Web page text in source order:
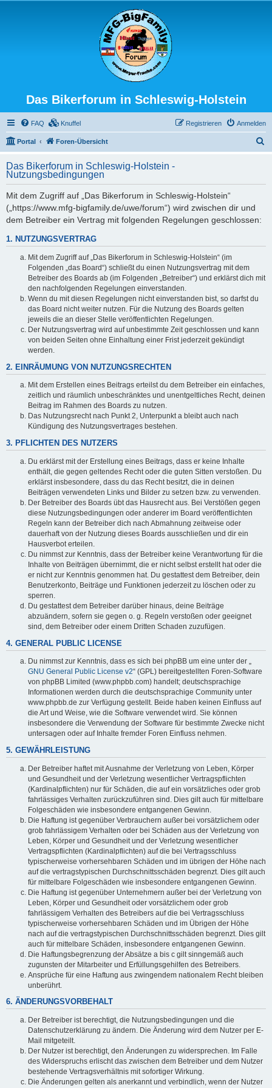
Das Bikerforum in Schleswig-Holstein
FAQ Knuffel Anmelden
Registrieren
Portal Foren-Übersicht
h
Das Bikerforum in Schleswig-Holstein -
Nutzungsbedingungen
Mit dem Zugriff auf „Das Bikerforum in Schleswig-Holstein“
(„https://www.mfg-bigfamily.de/uwe/forum“) wird zwischen dir und
dem Betreiber ein Vertrag mit folgenden Regelungen geschlossen:
1. NUTZUNGSVERTRAG
Mit dem Zugriff auf „Das Bikerforum in Schleswig-Holstein“ (im
Folgenden „das Board“) schließt du einen Nutzungsvertrag mit dem
Betreiber des Boards ab (im Folgenden „Betreiber“) und erklärst dich mit
den nachfolgenden Regelungen einverstanden.
Wenn du mit diesen Regelungen nicht einverstanden bist, so darfst du
das Board nicht weiter nutzen. Für die Nutzung des Boards gelten
jeweils die an dieser Stelle veröffentlichten Regelungen.
Der Nutzungsvertrag wird auf unbestimmte Zeit geschlossen und kann
von beiden Seiten ohne Einhaltung einer Frist jederzeit gekündigt
werden.
2. EINRÄUMUNG VON NUTZUNGSRECHTEN
Mit dem Erstellen eines Beitrags erteilst du dem Betreiber ein einfaches,
zeitlich und räumlich unbeschränktes und unentgeltliches Recht, deinen
Beitrag im Rahmen des Boards zu nutzen.
Das Nutzungsrecht nach Punkt 2, Unterpunkt a bleibt auch nach
Kündigung des Nutzungsvertrages bestehen.
3. PFLICHTEN DES NUTZERS
Du erklärst mit der Erstellung eines Beitrags, dass er keine Inhalte
enthält, die gegen geltendes Recht oder die guten Sitten verstoßen. Du
erklärst insbesondere, dass du das Recht besitzt, die in deinen
Beiträgen verwendeten Links und Bilder zu setzen bzw. zu verwenden.
Der Betreiber des Boards übt das Hausrecht aus. Bei Verstößen gegen
diese Nutzungsbedingungen oder anderer im Board veröffentlichten
Regeln kann der Betreiber dich nach Abmahnung zeitweise oder
dauerhaft von der Nutzung dieses Boards ausschließen und dir ein
Hausverbot erteilen.
Du nimmst zur Kenntnis, dass der Betreiber keine Verantwortung für die
Inhalte von Beiträgen übernimmt, die er nicht selbst erstellt hat oder die
er nicht zur Kenntnis genommen hat. Du gestattest dem Betreiber, dein
Benutzerkonto, Beiträge und Funktionen jederzeit zu löschen oder zu
sperren.
Du gestattest dem Betreiber darüber hinaus, deine Beiträge
abzuändern, sofern sie gegen o. g. Regeln verstoßen oder geeignet
sind, dem Betreiber oder einem Dritten Schaden zuzufügen.
4. GENERAL PUBLIC LICENSE
Du nimmst zur Kenntnis, dass es sich bei phpBB um eine unter der „
GNU General Public License v2“ (GPL) bereitgestellten Foren-Software
von phpBB Limited (www.phpbb.com) handelt; deutschsprachige
Informationen werden durch die deutschsprachige Community unter
www.phpbb.de zur Verfügung gestellt. Beide haben keinen Einfluss auf
die Art und Weise, wie die Software verwendet wird. Sie können
insbesondere die Verwendung der Software für bestimmte Zwecke nicht
untersagen oder auf Inhalte fremder Foren Einfluss nehmen.
5. GEWÄHRLEISTUNG
Der Betreiber haftet mit Ausnahme der Verletzung von Leben, Körper
und Gesundheit und der Verletzung wesentlicher Vertragspflichten
(Kardinalpflichten) nur für Schäden, die auf ein vorsätzliches oder grob
fahrlässiges Verhalten zurückzuführen sind. Dies gilt auch für mittelbare
Folgeschäden wie insbesondere entgangenen Gewinn.
Die Haftung ist gegenüber Verbrauchern außer bei vorsätzlichem oder
grob fahrlässigem Verhalten oder bei Schäden aus der Verletzung von
Leben, Körper und Gesundheit und der Verletzung wesentlicher
Vertragspflichten (Kardinalpflichten) auf die bei Vertragsschluss
typischerweise vorhersehbaren Schäden und im übrigen der Höhe nach
auf die vertragstypischen Durchschnittsschäden begrenzt. Dies gilt auch
für mittelbare Folgeschäden wie insbesondere entgangenen Gewinn.
Die Haftung ist gegenüber Unternehmern außer bei der Verletzung von
Leben, Körper und Gesundheit oder vorsätzlichem oder grob
fahrlässigem Verhalten des Betreibers auf die bei Vertragsschluss
typischerweise vorhersehbaren Schäden und im Übrigen der Höhe
nach auf die vertragstypischen Durchschnittsschäden begrenzt. Dies gilt
auch für mittelbare Schäden, insbesondere entgangenen Gewinn.
Die Haftungsbegrenzung der Absätze a bis c gilt sinngemäß auch
zugunsten der Mitarbeiter und Erfüllungsgehilfen des Betreibers.
Ansprüche für eine Haftung aus zwingendem nationalem Recht bleiben
unberührt.
6. ÄNDERUNGSVORBEHALT
Der Betreiber ist berechtigt, die Nutzungsbedingungen und die
Datenschutzerklärung zu ändern. Die Änderung wird dem Nutzer per E-
Mail mitgeteilt.
Der Nutzer ist berechtigt, den Änderungen zu widersprechen. Im Falle
des Widerspruchs erlischt das zwischen dem Betreiber und dem Nutzer
bestehende Vertragsverhältnis mit sofortiger Wirkung.
Die Änderungen gelten als anerkannt und verbindlich, wenn der Nutzer